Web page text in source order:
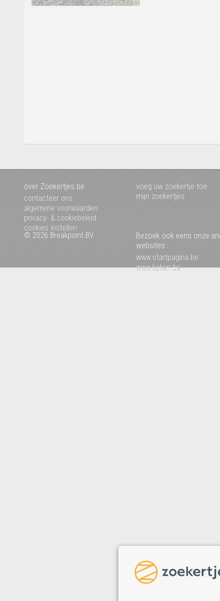
over Zoekertjes.be
contacteer ons
algemene voorwaarden
privacy- & cookiebeleid
cookies instellen
voeg uw zoekertje toe
mijn zoekertjes
© 2026 Breakpoint BV
Bezoek ook eens onze
websites :
www.startpagina.be
www.koken.be